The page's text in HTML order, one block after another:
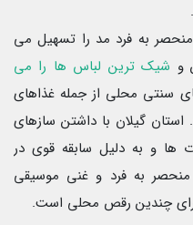
به فرد مد را تسهیل می
و شیک ترین لباس ها را می
سنتی محلی از جمله غذاهای
گیلان با داشتن سازهای
ها و به دلیل سابقه قوی در
به فرد و غنی موسیقی
چندین رقص محلی است.